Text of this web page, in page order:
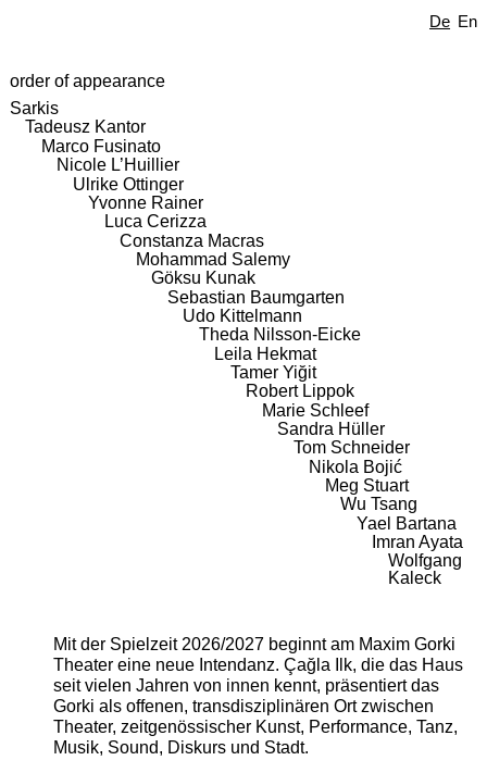
De En
order of appearance
Sarkis
Tadeusz Kantor
Marco Fusinato
Nicole L’Huillier
Ulrike Ottinger
Yvonne Rainer
Luca Cerizza
Constanza Macras
Mohammad Salemy
Göksu Kunak
Sebastian Baumgarten
Udo Kittelmann
Theda Nilsson-Eicke
Leila Hekmat
Tamer Yiğit
Robert Lippok
Marie Schleef
Sandra Hüller
Tom Schneider
Nikola Bojić
Meg Stuart
Wu Tsang
Yael Bartana
Imran Ayata
Wolfgang
Kaleck
Mit der Spielzeit 2026/2027 beginnt am Maxim Gorki
Theater eine neue Intendanz. Çağla Ilk, die das Haus
seit vielen Jahren von innen kennt, präsentiert das
Gorki als offenen, transdisziplinären Ort zwischen
Theater, zeitgenössischer Kunst, Performance, Tanz,
Musik, Sound, Diskurs und Stadt.